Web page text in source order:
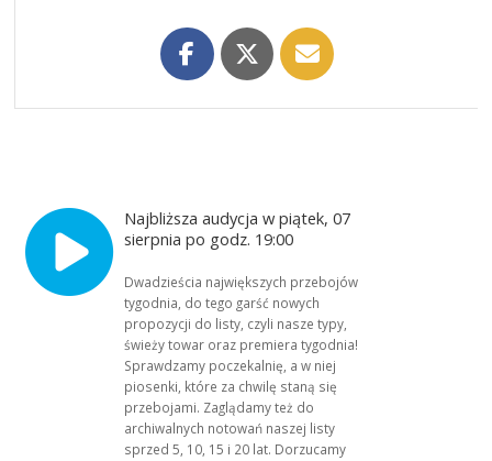
Najbliższa audycja w piątek, 07
sierpnia po godz. 19:00
Dwadzieścia największych przebojów
tygodnia, do tego garść nowych
propozycji do listy, czyli nasze typy,
świeży towar oraz premiera tygodnia!
Sprawdzamy poczekalnię, a w niej
piosenki, które za chwilę staną się
przebojami. Zaglądamy też do
archiwalnych notowań naszej listy
sprzed 5, 10, 15 i 20 lat. Dorzucamy